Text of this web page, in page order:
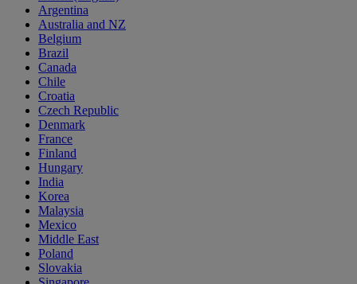
Argentina
Australia and NZ
Belgium
Brazil
Canada
Chile
Croatia
Czech Republic
Denmark
France
Finland
Hungary
India
Korea
Malaysia
Mexico
Middle East
Poland
Slovakia